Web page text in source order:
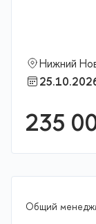
Нижний
235
Общий